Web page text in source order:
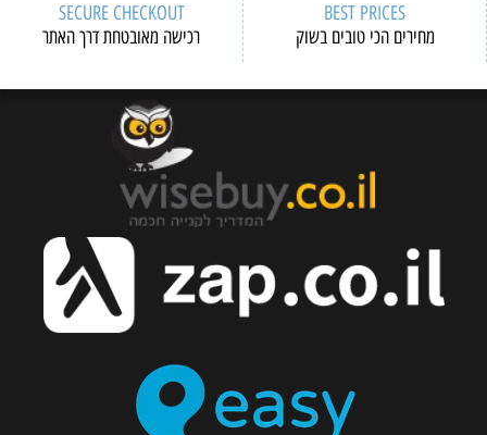
BEST PRICES
מחירים הכי טובים בשוק
SECURE CHECKOUT
רכישה מאובטחת דרך האתר